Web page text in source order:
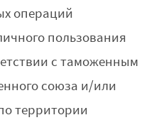
операций
пользования
с таможенным
союза и/или
территории